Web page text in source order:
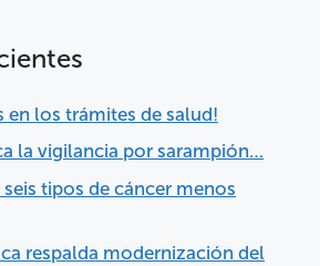
en los trámites de salud!
la vigilancia por sarampión…
tipos de cáncer menos
respalda modernización del